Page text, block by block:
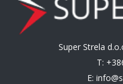
Super Strela
T:
E: